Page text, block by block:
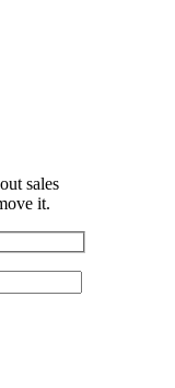
sales
it.